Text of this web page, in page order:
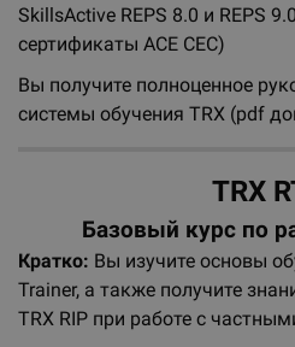
SkillsActive REPS 8.0 и REPS
сертификаты ACE CEC)
Вы получите полноценное
системы обучения TRX (pdf
TRX
Базовый курс по
Кратко: Вы изучите основы
Trainer, а также получите
TRX RIP при работе с